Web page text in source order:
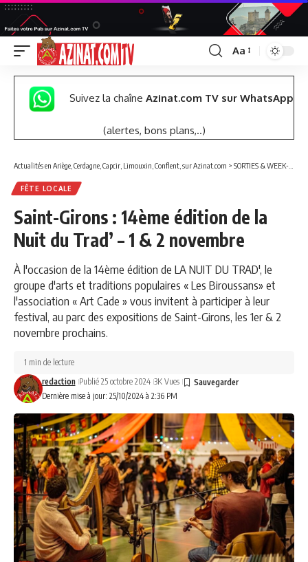
Font
Resizer
Aa
Suivez la chaîne Azinat.com TV sur WhatsApp
(alertes, bons plans,..)
Actualités en Ariège, Cerdagne, Capcir, Limouxin, Conflent, sur Azinat.com > SORTIES & WEEK-END
FÊTE LOCALE
Saint-Girons : 14ème édition de la
Nuit du Trad’ – 1 & 2 novembre
À l'occasion de la 14ème édition de LA NUIT DU TRAD', le
groupe d'arts et traditions populaires « Les Biroussans» et
l'association « Art Cade » vous invitent à participer à leur
festival, au parc des expositions de Saint-Girons, les 1er & 2
novembre prochains.
Dernière mise à jour: 25/10/2024 à 2:36 PM
redaction Publié 25 octobre 2024 3K Vues
1 min de lecture